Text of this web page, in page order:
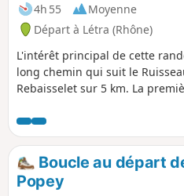
4h 55
Moyenne
Départ à Létra (Rhône)
L'intérêt principal de cette
long chemin qui suit le
Rebaisselet sur 5 km. La
puis le chemin plonge dans la
Ruisseau de Rebaisselet. La
Duteil va s'imposer et ne vous
car il y a de nombreux petits
pour passer d'une rive à l'autre.
Boucle au départ
Popey